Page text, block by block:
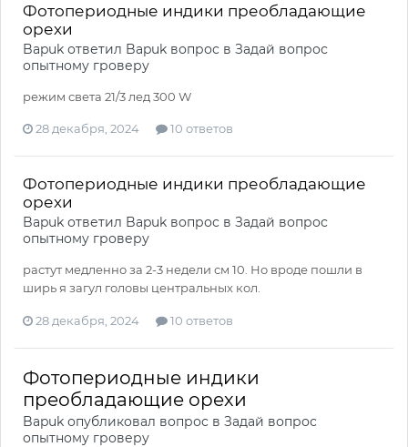
Фотопериодные индики преобладающие
орехи
Bapuk ответил Bapuk вопрос в Задай вопрос
опытному гроверу
режим света 21/3 лед 300 W
28 декабря, 2024 10 ответов
Фотопериодные индики преобладающие
орехи
Bapuk ответил Bapuk вопрос в Задай вопрос
опытному гроверу
растут медленно за 2-3 недели см 10. Но вроде пошли в
ширь я загул головы центральных кол.
28 декабря, 2024 10 ответов
Фотопериодные индики
преобладающие орехи
Bapuk опубликовал вопрос в Задай вопрос
опытному гроверу